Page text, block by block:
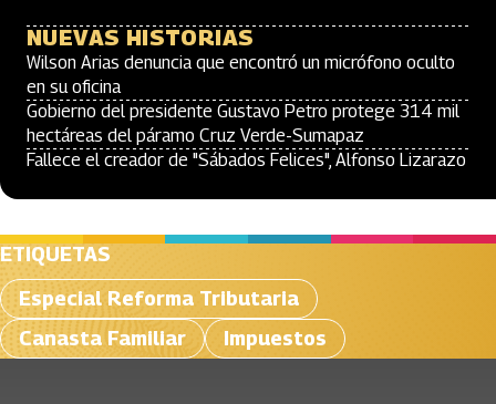
NUEVAS HISTORIAS
Wilson Arias denuncia que encontró un micrófono oculto
en su oficina
Gobierno del presidente Gustavo Petro protege 314 mil
hectáreas del páramo Cruz Verde-Sumapaz
Fallece el creador de "Sábados Felices", Alfonso Lizarazo
ETIQUETAS
Especial Reforma Tributaria
Canasta Familiar
Impuestos